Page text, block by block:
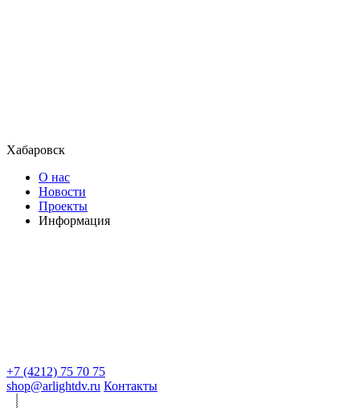
Хабаровск
О нас
Новости
Проекты
Информация
+7 (4212) 75 70 75
shop@arlightdv.ru Контакты